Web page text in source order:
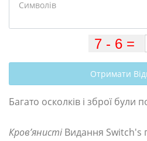
Отримати
Багато осколків і зброї були
Кров’янисті Видання Switch's